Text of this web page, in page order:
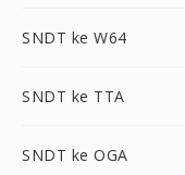
SNDT ke W64
SNDT ke TTA
SNDT ke OGA